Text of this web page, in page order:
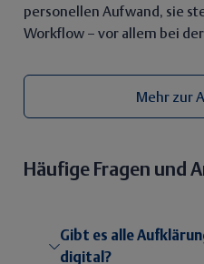
personellen Aufwand, sie
Workflow – vor allem bei
Mehr zur
Häufige Fragen und
Gibt es alle
digital?